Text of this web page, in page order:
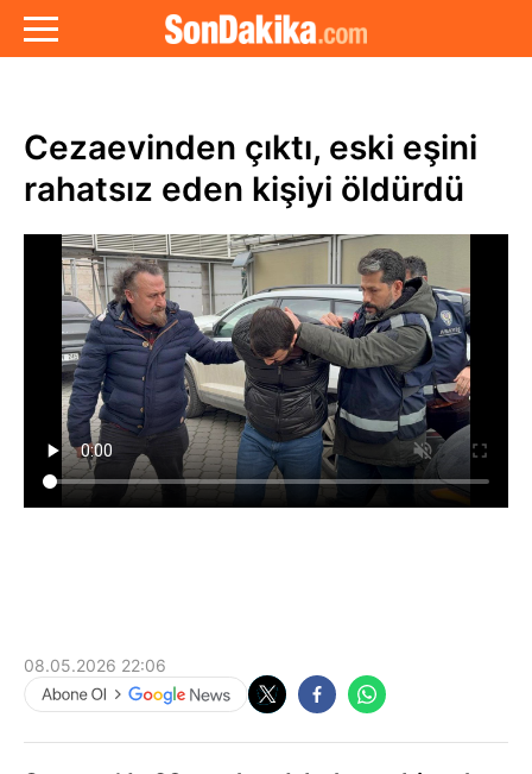
Cezaevinden çıktı, eski eşini
rahatsız eden kişiyi öldürdü
08.05.2026 22:06